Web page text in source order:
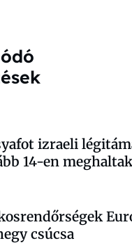
izraeli
14-en meghaltak
csúcsa